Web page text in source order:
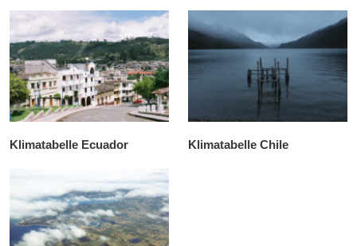
Klimatabelle Ecuador Klimatabelle Chile